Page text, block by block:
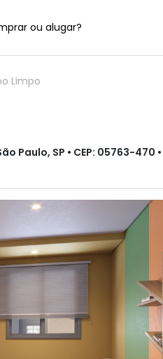
ou alugar?
Limpo
Paulo, SP • CEP: 05763-470 •